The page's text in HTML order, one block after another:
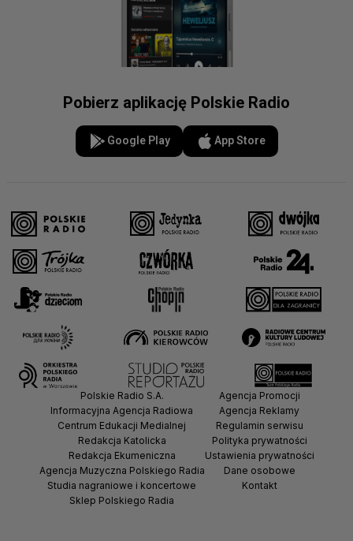
Pobierz aplikację Polskie Radio
Google Play App Store
Polskie Radio S.A.
Informacyjna Agencja Radiowa
Centrum Edukacji Medialnej
Redakcja Katolicka
Redakcja Ekumeniczna
Agencja Muzyczna Polskiego Radia
Studia nagraniowe i koncertowe
Sklep Polskiego Radia
Agencja Promocji
Agencja Reklamy
Regulamin serwisu
Polityka prywatności
Ustawienia prywatności
Dane osobowe
Kontakt